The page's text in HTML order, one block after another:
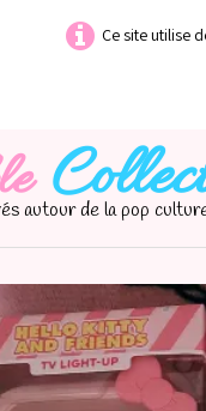
Ce site utilise
autour de la pop